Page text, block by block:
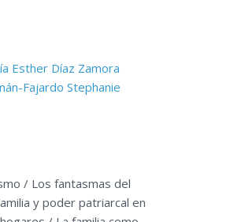
Esther Díaz Zamora
Fajardo Stephanie
/ Los fantasmas del
y poder patriarcal en